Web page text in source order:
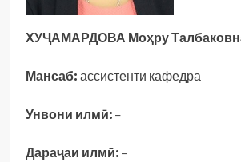
ХУҶАМАРДОВА Моҳру
Мансаб: ассистенти кафедра
Унвони илмӣ: –
Дараҷаи илмӣ: –